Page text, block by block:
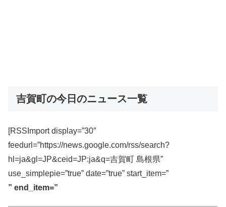
吉賀町の今日のニュース一覧
[RSSImport display=”30″
feedurl=”https://news.google.com/rss/search?
hl=ja&gl=JP&ceid=JP:ja&q=吉賀町 島根県”
use_simplepie=”true” date=”true” start_item=”
” end_item=”